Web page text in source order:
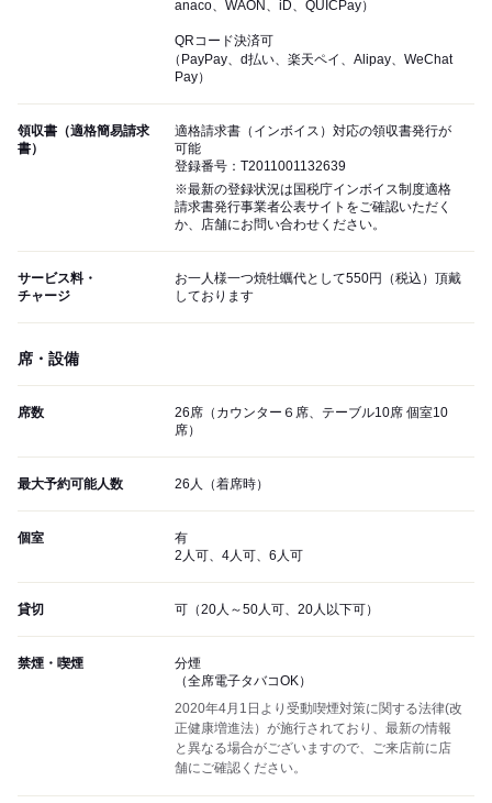
anaco、WAON、iD、QUICPay）
QRコード決済可
（PayPay、d払い、楽天ペイ、Alipay、WeChat
Pay）
領収書（適格簡易請求
書）
適格請求書（インボイス）対応の領収書発行が
可能
登録番号：T2011001132639
※最新の登録状況は国税庁インボイス制度適格
請求書発行事業者公表サイトをご確認いただく
か、店舗にお問い合わせください。
サービス料・
チャージ
お一人様一つ焼牡蠣代として550円（税込）頂戴
しております
席・設備
席数
26席（カウンター６席、テーブル10席 個室10
席）
最大予約可能人数 26人（着席時）
個室
有
2人可、4人可、6人可
貸切 可（20人～50人可、20人以下可）
禁煙・喫煙
分煙
（全席電子タバコOK）
2020年4月1日より受動喫煙対策に関する法律(改
正健康増進法）が施行されており、最新の情報
と異なる場合がございますので、ご来店前に店
舗にご確認ください。